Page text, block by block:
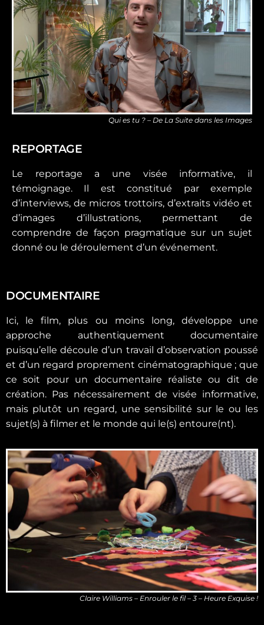
Qui es tu ? – De La Suite dans les Images
REPORTAGE
Le reportage a une visée informative, il
témoignage. Il est constitué par exemple
d’interviews, de micros trottoirs, d’extraits vidéo et
d’images d’illustrations, permettant de
comprendre de façon pragmatique sur un sujet
donné ou le déroulement d’un événement.
DOCUMENTAIRE
Ici, le film, plus ou moins long, développe une
approche authentiquement documentaire
puisqu’elle découle d’un travail d’observation poussé
et d’un regard proprement cinématographique ; que
ce soit pour un documentaire réaliste ou dit de
création. Pas nécessairement de visée informative,
mais plutôt un regard, une sensibilité sur le ou les
sujet(s) à filmer et le monde qui le(s) entoure(nt).
Claire Williams – Enrouler le fil – 3 – Heure Exquise !